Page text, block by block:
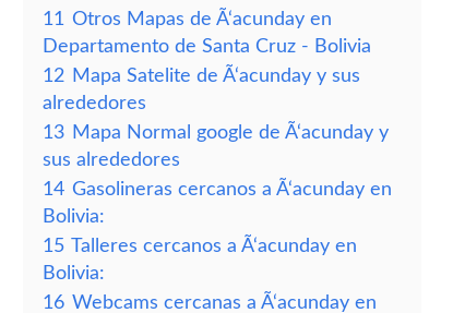
11 Otros Mapas de Ã‘acunday en
Departamento de Santa Cruz - Bolivia
12 Mapa Satelite de Ã‘acunday y sus
alrededores
13 Mapa Normal google de Ã‘acunday y
sus alrededores
14 Gasolineras cercanos a Ã‘acunday en
Bolivia:
15 Talleres cercanos a Ã‘acunday en
Bolivia:
16 Webcams cercanas a Ã‘acunday en